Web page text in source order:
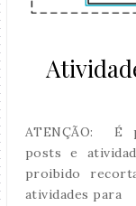
ATENÇÃO: É
posts e
proibido
atividades para